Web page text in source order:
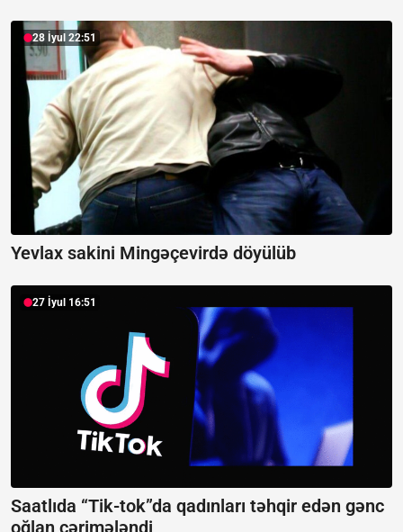
28 İyul 22:51
Yevlax sakini Mingəçevirdə döyülüb
27 İyul 16:51
Saatlıda “Tik-tok”da qadınları təhqir edən gənc
oğlan cərimələndi